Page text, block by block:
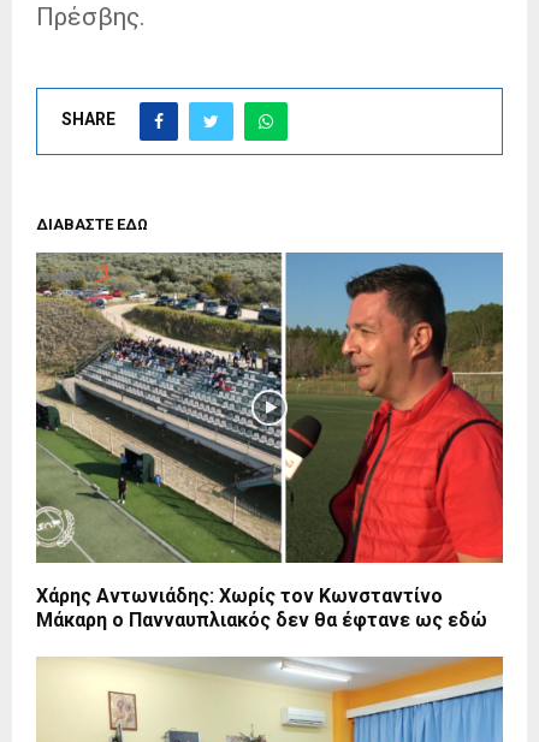
Πρέσβης.
SHARE
ΔΙΑΒΑΣΤΕ ΕΔΩ
Χάρης Αντωνιάδης: Χωρίς τον Κωνσταντίνο
Μάκαρη ο Πανναυπλιακός δεν θα έφτανε ως εδώ